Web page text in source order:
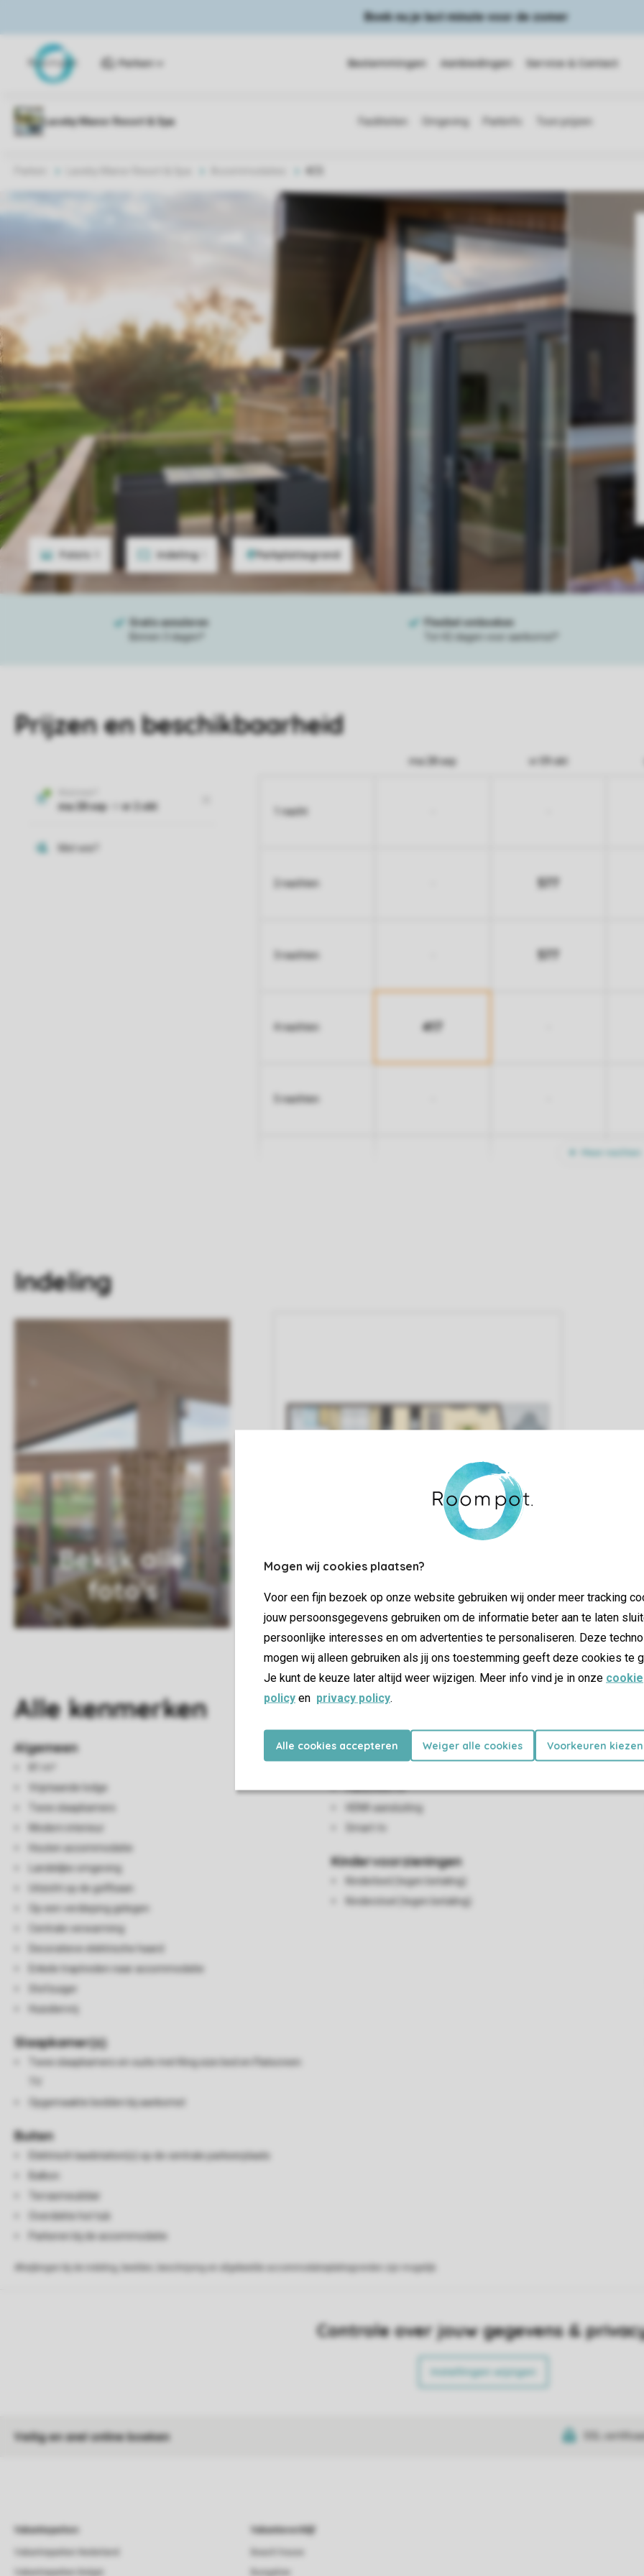
Mogen wij cookies plaatsen?
Voor een fijn bezoek op onze website gebruiken wij onder meer tracking
jouw persoonsgegevens gebruiken om de informatie beter aan te laten
persoonlijke interesses en om advertenties te personaliseren. Deze
mogen wij alleen gebruiken als jij ons toestemming geeft deze cookies te
Je kunt de keuze later altijd weer wijzigen. Meer info vind je in onze cookie
policy en privacy policy.
Alle cookies accepteren Weiger alle cookies Voorkeuren kiezen
Boek nu je last minute voor de zomer
Parken Bestemmingen Aanbiedingen Service & Contact
Foto's Indeling
Prijzen en beschikbaarheid
ma 28 sep vr 09 okt
1 nacht
2 nachten 577
3 nachten 577
4 nachten 417
5 nachten
Indeling
Bekijk alle
foto's
Allekenmerken
Algemeen
Vrijstaande lodge
Twee slaapkamers
Modern interieur
Houten accommodatie
Landelijke omgeving
Uitzicht op de golfbaan
Op een verdieping gelegen
Centrale verwarming
Decoratieve elektrische haard
Enkele traptreden naar accommodatie
Stofzuiger
Huisdiervrij
Slaapkamer(s)
Twee slaapkamers en-suite met King size bed en Flatscreen
Opgemaakte bedden bij aankomst
Buiten
Elektrisch laadstation(s) op de centrale parkeerplaats
Balkon
Terrasmeubilair
Overdekte hot tub
Parkeren bij de accommodatie
Woon-/eetkamer
Flatscreen-tv
HDMI-aansluiting
Smart-tv
Kindervoorzieningen
Kinderbed (tegen betaling)
Kinderstoel (tegen betaling)
Controle over jouw gegevens &
Instellingen wijzigen
Veilig en snel online boeken SSL certificaat
Vakantieparken Vakantieverblijf